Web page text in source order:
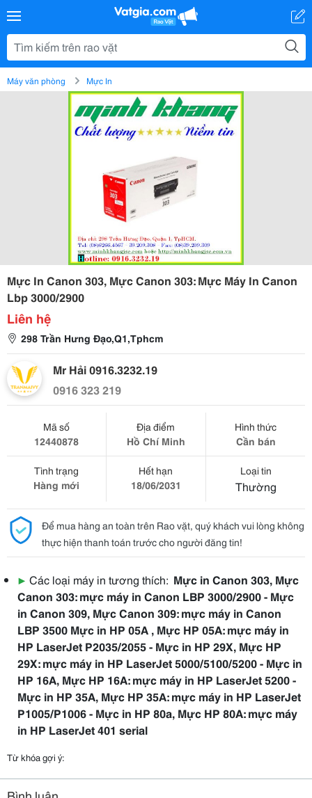
Máy văn phòng Mực In
Mực In Canon 303, Mực Canon 303: Mực Máy In Canon
Lbp 3000/2900
Liên hệ
298 Trần Hưng Đạo,Q1,Tphcm
Mr Hải 0916.3232.19
0916 323 219
Mã số
12440878
Địa điểm
Hồ Chí Minh
Hình thức
Cần bán
Tình trạng
Hàng mới
Hết hạn
18/06/2031
Loại tin
Thường
Để mua hàng an toàn trên Rao vặt, quý khách vui lòng không
thực hiện thanh toán trước cho người đăng tin!
▶ Các loại máy in tương thích: Mực in Canon 303, Mực
Canon 303: mực máy in Canon LBP 3000/2900 - Mực
in Canon 309, Mực Canon 309: mực máy in Canon
LBP 3500 Mực in HP 05A , Mực HP 05A: mực máy in
HP LaserJet P2035/2055 - Mực in HP 29X, Mực HP
29X: mực máy in HP LaserJet 5000/5100/5200 - Mực in
HP 16A, Mực HP 16A: mực máy in HP LaserJet 5200 -
Mực in HP 35A, Mực HP 35A: mực máy in HP LaserJet
P1005/P1006 - Mực in HP 80a, Mực HP 80A: mực máy
in HP LaserJet 401 serial
Từ khóa gợi ý: